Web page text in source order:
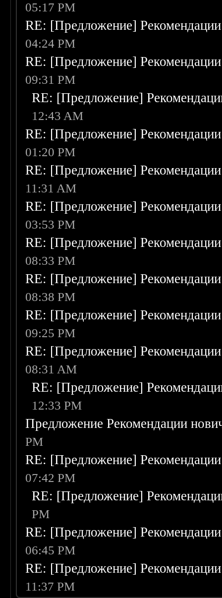
05:17 PM
RE: [Предложение]
04:24 PM
RE: [Предложение]
09:31 PM
RE: [Предложение]
12:43 AM
RE: [Предложение]
01:20 PM
RE: [Предложение]
11:31 AM
RE: [Предложение]
03:53 PM
RE: [Предложение]
08:33 PM
RE: [Предложение]
08:38 PM
RE: [Предложение]
09:25 PM
RE: [Предложение]
08:31 AM
RE: [Предложение]
12:33 PM
Предложение Рекомендации
PM
RE: [Предложение]
07:42 PM
RE: [Предложение]
PM
RE: [Предложение]
06:45 PM
RE: [Предложение]
11:37 PM